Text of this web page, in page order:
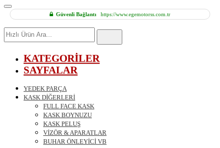
Güvenli Bağlantı https://www.egemotorss.com.tr
Hızlı
Ürün
KATEGORİLER
SAYFALAR
YEDEK PARÇA
KASK DİĞERLERİ
FULL FACE KASK
KASK BOYNUZU
KASK PELUŞ
VİZÖR & APARATLAR
BUHAR ÖNLEYİCİ VB